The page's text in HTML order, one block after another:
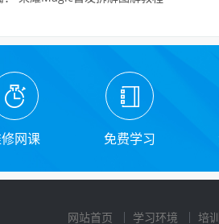
网课 免费学习
网站首页 学习环境 培